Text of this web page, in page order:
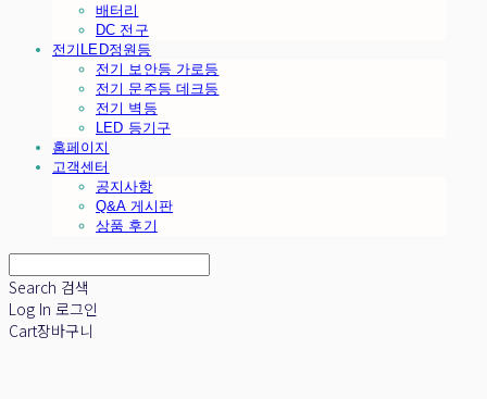
배터리
DC 전구
전기LED정원등
전기 보안등 가로등
전기 문주등 데크등
전기 벽등
LED 등기구
홈페이지
고객센터
공지사항
Q&A 게시판
상품 후기
Search 검색
Log In 로그인
Cart장바구니